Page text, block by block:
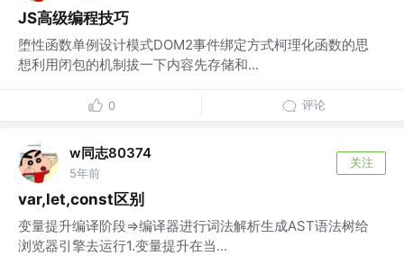
JS高级编程技巧
堕性函数单例设计模式DOM2事件绑定方式柯理化函数的思
想利用闭包的机制拔一下内容先存储和...
0 评论
w同志80374
5年前
关注
var,let,const区别
变量提升编译阶段=>编译器进行词法解析生成AST语法树给
浏览器引擎去运行1.变量提升在当...